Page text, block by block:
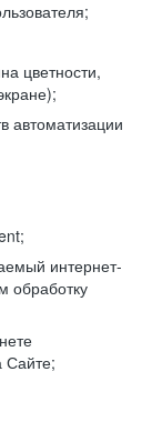
цветности,
автоматизации
интернет-
обработку
Сайте;